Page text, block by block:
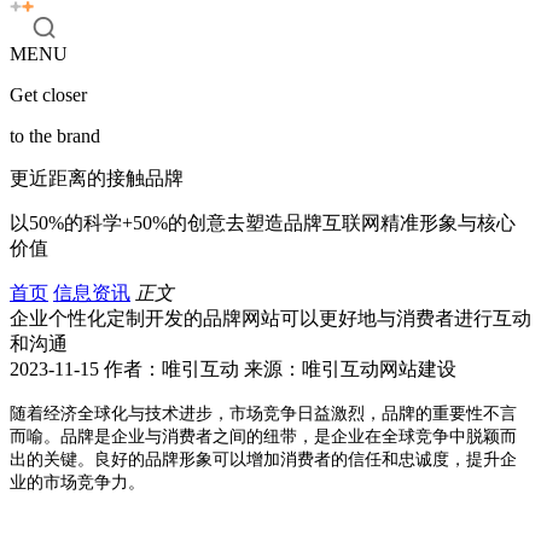
MENU
Get closer
to the brand
更近距离的接触品牌
以50%的科学+50%的创意去塑造品牌互联网精准形象与核心
价值
首页 信息资讯 正文
企业个性化定制开发的品牌网站可以更好地与消费者进行互动
和沟通
2023-11-15 作者：唯引互动 来源：唯引互动网站建设
随着经济全球化与技术进步，市场竞争日益激烈，品牌的重要性不言
而喻。品牌是企业与消费者之间的纽带，是企业在全球竞争中脱颖而
出的关键。良好的品牌形象可以增加消费者的信任和忠诚度，提升企
业的市场竞争力。